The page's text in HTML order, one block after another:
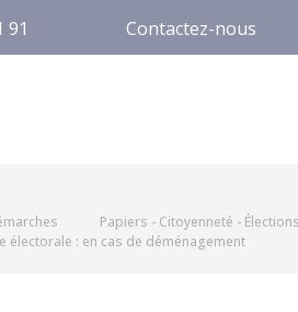
91 Contactez-nous
Papiers - Citoyenneté - Élections
électorale : en cas de déménagement